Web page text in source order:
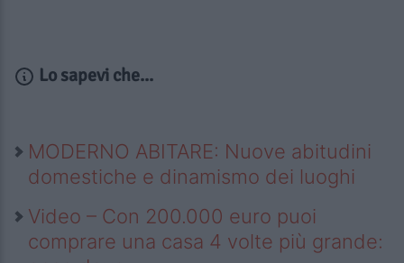
Lo sapevi che...
MODERNO ABITARE: Nuove abitudini
domestiche e dinamismo dei luoghi
Video – Con 200.000 euro puoi
comprare una casa 4 volte più grande: